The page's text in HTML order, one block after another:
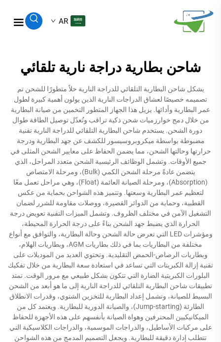
AR
شاحن بطارية دراجة نارية تلقائي
يشكل شاحن البطارية التلقائي للدراجة النارية حلاً متطورًا للشحن تم
تصميمه خصيصًا لعشاق الدراجات النارية الذين يولون أهمية كبيرة لطول
عمر البطارية وأدائها. يزيل هذا الجهاز المتطور التخمين من صيانة البطارية
من خلال دمج خوارزميات شحن ذكية تراقب وتُعدّل توصيل الطاقة طوال
دورة الشحن. يستخدم شاحن البطارية التلقائي للدراجة النارية تقنية
مضبوطة بواسطة ميكروبروسيسور للكشف عن جهد البطارية ودرجة
حرارتها وحالتها الشحن، مما يضمن الحفاظ على معايير الشحن المثلى في
جميع الأوقات. وتشمل الوظائف الرئيسية الشحن متعدد المراحل، الذي
يتضمن عادةً مرحلة الشحن الكمي (Bulk)، ومرحلة الامتصاص
(Absorption)، ومرحلة الصيانة العائمة (Float)، وهي مراحل تعمل معًا
لتعظيم عمر البطارية وسعتها. وتتميز هذه الشواحن بحماية من عكس
القطبية، وحماية من الدوائر القصيرة، ووصلات مقاومة للشرر لضمان
التشغيل الآمن في مختلف الظروف. وتشمل الميزات التقنية تعويض درجة
الحرارة الذي يضبط جهد الشحن بناءً على درجة الحرارة المحيطة،
ومؤشرات LED التي تعرض حالة الشحن وحالة البطارية، والتوافق مع أنواع
مختلفة من البطاريات بما في ذلك بطاريات AGM، وبطاريات الهلام،
وبطاريات الرصاص-الحمض التقليدية. وتحتوي العديد من الموديلات على
تقنية إزالة الكبريتات التي تساعد في استعادة سعة البطارية من خلال تفكيك
البلورات الكبريتية الضارة التي تتكون بشكل طبيعي مع مرور الوقت. تمتد
تطبيقات شاحن البطارية التلقائي للدراجة النارية إلى ما هو أبعد من الشحن
البسيط للصيانة، وتشمل إعداد البطارية للتخزين الشتوي، وقدرات الانطلاق
الطارئة (Jump-starting)، والصيانة الدورية للبطارية. ويعتمد كل من
الميكانيكيين المحترفين وهواة الصيانة بأنفسهم على هذه الأجهزة للحفاظ
على مركبات الأساطيل، والدراجات الموسمية، والدراجات الكلاسيكية التي
تتطلب إدارة دقيقة للبطارية. ويجعل التصميم المدمج من هذه الشواحن